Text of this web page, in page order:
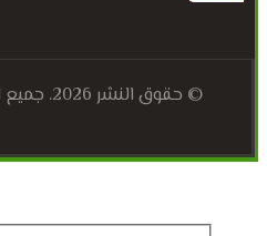
© حقوق النشر 2026. جميع الحقوق محفوظة.